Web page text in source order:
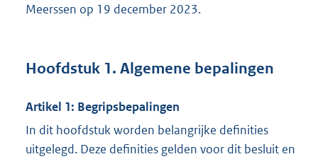
Meerssen op 19 december 2023.
Hoofdstuk 1. Algemene bepalingen
Artikel 1: Begripsbepalingen
In dit hoofdstuk worden belangrijke definities
uitgelegd. Deze definities gelden voor dit besluit en